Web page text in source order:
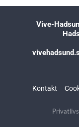
Vive-
Kontakt